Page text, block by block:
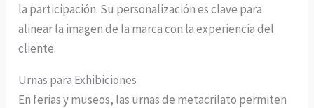
la participación. Su personalización es clave para
alinear la imagen de la marca con la experiencia del
cliente.
Urnas para Exhibiciones
En ferias y museos, las urnas de metacrilato permiten